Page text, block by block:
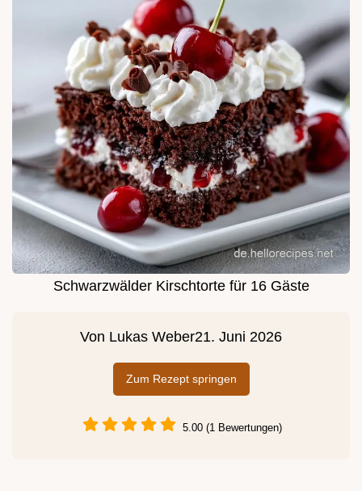
Schwarzwälder Kirschtorte für 16 Gäste
Von Lukas Weber21. Juni 2026
Zum Rezept springen
5.00 (1 Bewertungen)